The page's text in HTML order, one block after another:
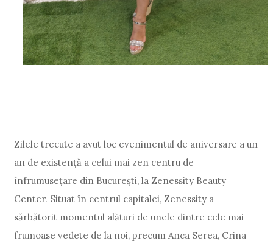
Zilele trecute a avut loc evenimentul de aniversare a un
an de existență a celui mai zen centru de
înfrumusețare din București, la Zenessity Beauty
Center. Situat în centrul capitalei, Zenessity a
sărbătorit momentul alături de unele dintre cele mai
frumoase vedete de la noi, precum Anca Serea, Crina